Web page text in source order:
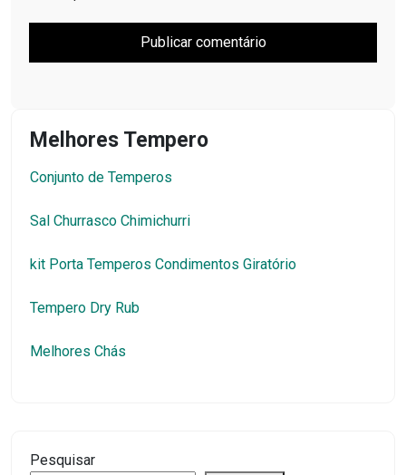
Melhores Tempero
Conjunto de Temperos
Sal Churrasco Chimichurri
kit Porta Temperos Condimentos Giratório
Tempero Dry Rub
Melhores Chás
Pesquisar